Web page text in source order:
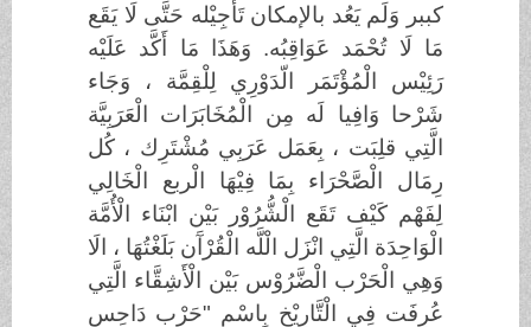
كببر وَلَم يَعُد بالإمكان تَأْجِيْله حَتَّى لَا يَقَع
مَا لَا تُحْمَد عَوَاقِبُه. وَهَذَا مَا أَكَّد عَلَيْه
رَئِيْس الْمُؤْتَمَر الّدَوْرِي لِلْقِمَّة ، وَجَاء
شَرْحا وَافِيا لَه مِن الْمُخَابَرَات الْعَرَبِيَّة
الَّتِي قلِبَت ، بِعَمَل عَرَبِي مُشْتَرِك ، كُل
رِمَال الْصَّحْرَاء بِمَا فِيْهَا الْربع الْخَالِي
لِفَهْم كَيْف تَقَع الْشُّرُوْر بَيْن ابْنَاء الْأُمَّة
الْوَاحِدَة الَّتِي انْزَل الْلَّه الْقُرْآَن بَلَغْتُهَا ، الَا
وَهِي الْحَرْب الْضَّرُوْس بَيْن الْأَشِقَّاء الَّتِي
عُرِفَت فِي الْتَّارِيْخ بِاسْم "حَرْب دَاحِس